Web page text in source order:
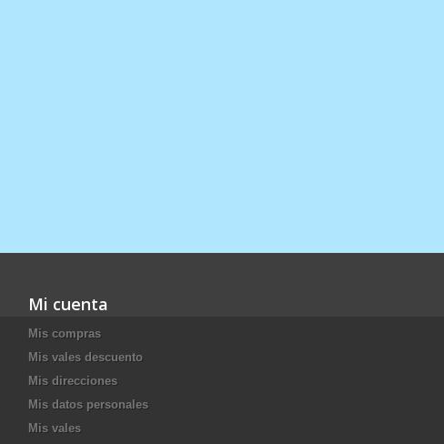
Mi cuenta
Mis compras
Mis vales descuento
Mis direcciones
Mis datos personales
Mis vales